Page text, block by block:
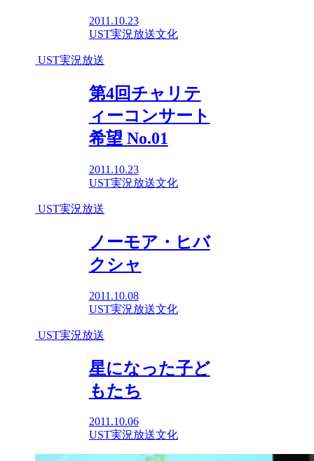
2011.10.23
UST実況放送文化
UST実況放送
第4回チャリテ
ィーコンサート
希望 No.01
2011.10.23
UST実況放送文化
UST実況放送
ノーモア・ヒバ
クシャ
2011.10.08
UST実況放送文化
UST実況放送
星になった子ど
もたち
2011.10.06
UST実況放送文化